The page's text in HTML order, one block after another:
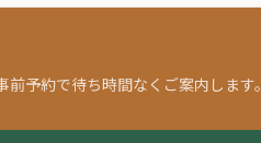
予約で待ち時間なくご案内します。